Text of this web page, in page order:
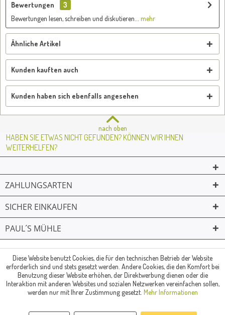
Bewertungen
3
Bewertungen lesen, schreiben und diskutieren...
mehr
Ähnliche Artikel
Kunden kauften auch
Kunden haben sich ebenfalls angesehen
nach oben
HABEN SIE ETWAS NICHT GEFUNDEN? KÖNNEN WIR IHNEN
WEITERHELFEN?
ZAHLUNGSARTEN
SICHER EINKAUFEN
PAUL´S MÜHLE
© Paul's Mühle | Inhaber: Christof Paul e.K. | Westring 2 | 45659
Recklinghausen
Fax: 02361 -28831 | E-Mail: info@pauls-muehle.de
Diese Website benutzt Cookies, die für den technischen Betrieb der Website
erforderlich sind und stets gesetzt werden. Andere Cookies, die den Komfort bei
Benutzung dieser Website erhöhen, der Direktwerbung dienen oder die
Interaktion mit anderen Websites und sozialen Netzwerken vereinfachen sollen,
werden nur mit Ihrer Zustimmung gesetzt. Mehr Informationen